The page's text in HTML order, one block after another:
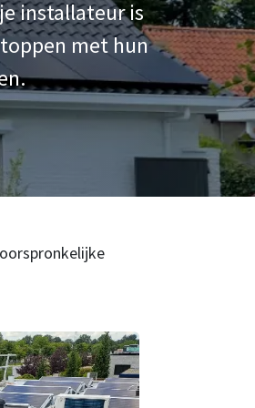
installateur is
met hun